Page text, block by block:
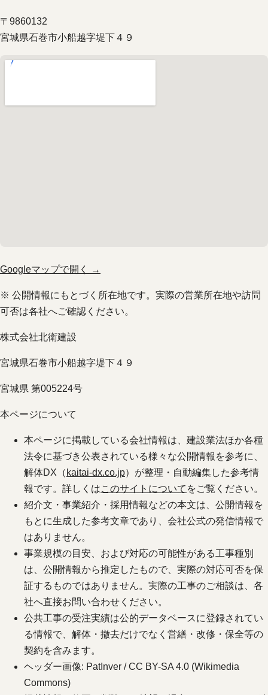
〒9860132
宮城県石巻市小船越字堤下４９
Googleマップで開く →
※ 公開情報にもとづく所在地です。実際の営業所在地や訪問
可否は各社へご確認ください。
株式会社北衛建設
宮城県石巻市小船越字堤下４９
宮城県 第005224号
本ページについて
本ページに掲載している会社情報は、建設業法ほか各種
法令に基づき公表されている様々な公開情報を参考に、
解体DX（ kaitai-dx.co.jp）が整理・自動編集した参考情
報です。詳しくはこのサイトについて をご覧ください。
紹介文・事業紹介・採用情報などの本文は、公開情報を
もとに生成した参考文章であり、会社公式の発信情報で
はありません。
事業規模の目安、および対応の可能性がある工事種別
は、公開情報から推定したもので、実際の対応可否を保
証するものではありません。実際の工事のご相談は、各
社へ直接お問い合わせください。
公共工事の受注実績は公的データベースに登録されてい
る情報で、解体・撤去だけでなく営繕・改修・保全等の
契約を含みます。
ヘッダー画像: PatInver / CC BY-SA 4.0 (Wikimedia
Commons)